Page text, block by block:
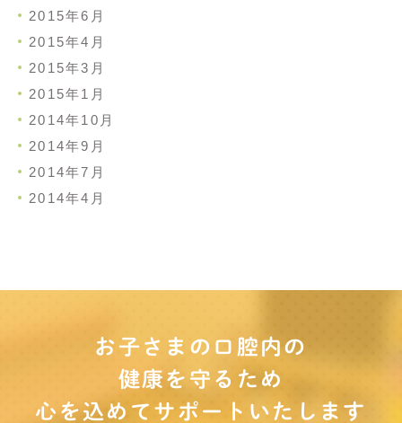
2015年6月
2015年4月
2015年3月
2015年1月
2014年10月
2014年9月
2014年7月
2014年4月
お子さまの口腔内の
健康を守るため
心を込めてサポート いたします